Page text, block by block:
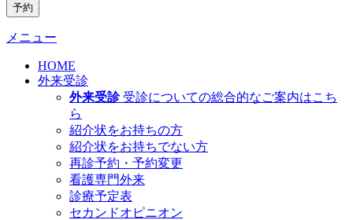
予約
メニュー
HOME
外来受診
外来受診 受診についての総合的なご案内はこち
ら
紹介状をお持ちの方
紹介状をお持ちでない方
再診予約・予約変更
看護専門外来
診療予定表
セカンドオピニオン